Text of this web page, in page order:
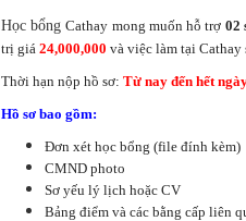
Học bổngCathay mong muốn hỗ trợ 02
trị giá 24,000,000 và việc làm tại
Thời hạn nộp hồ sơ: Từ nay đến hết
Hồ sơ bao gồm:
Đơn xét học bổng (file đính kèm)
CMND photo
Sơ yếu lý lịch hoặc CV
Bảng điểm và các bằng cấp liên